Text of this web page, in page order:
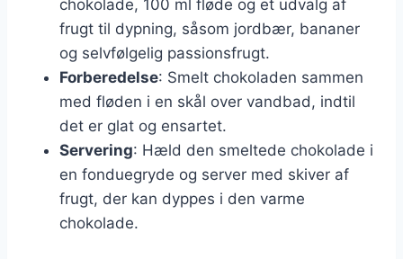
chokolade, 100 ml fløde og et udvalg af
frugt til dypning, såsom jordbær, bananer
og selvfølgelig passionsfrugt.
Forberedelse: Smelt chokoladen sammen
med fløden i en skål over vandbad, indtil
det er glat og ensartet.
Servering: Hæld den smeltede chokolade i
en fonduegryde og server med skiver af
frugt, der kan dyppes i den varme
chokolade.